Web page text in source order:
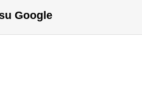
Google